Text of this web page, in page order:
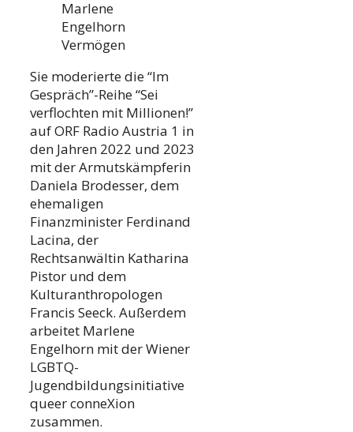
Marlene
Engelhorn
Vermögen
Sie moderierte die “Im
Gespräch”-Reihe “Sei
verflochten mit Millionen!”
auf ORF Radio Austria 1 in
den Jahren 2022 und 2023
mit der Armutskämpferin
Daniela Brodesser, dem
ehemaligen
Finanzminister Ferdinand
Lacina, der
Rechtsanwältin Katharina
Pistor und dem
Kulturanthropologen
Francis Seeck. Außerdem
arbeitet Marlene
Engelhorn mit der Wiener
LGBTQ-
Jugendbildungsinitiative
queer conneXion
zusammen.